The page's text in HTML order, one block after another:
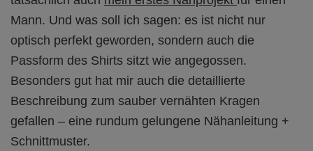
Mann. Und was soll ich sagen: es ist nicht nur
optisch perfekt geworden, sondern auch die
Passform des Shirts sitzt wie angegossen.
Besonders gut hat mir auch die detaillierte
Beschreibung zum sauber vernähten Kragen
gefallen – eine rundum gelungene Nähanleitung +
Schnittmuster.